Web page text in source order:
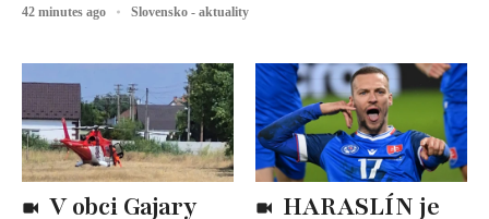
42 minutes ago Slovensko - aktuality